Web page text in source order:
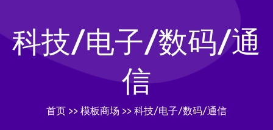
科技/电子/数码/通
信
首页 >> 模板商场 >> 科技/电子/数码/通信